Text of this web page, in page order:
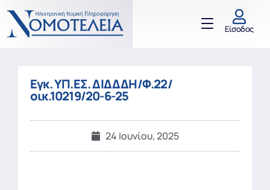
Είσοδος
Εγκ. ΥΠ.ΕΣ. ΔΙΔΔΔΗ/Φ.22/
οικ.10219/20-6-25
24 Ιουνίου, 2025